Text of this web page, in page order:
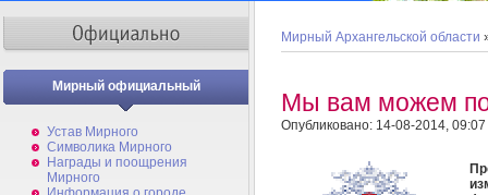
Мирный официальный
Устав Мирного
Символика Мирного
Награды и поощрения
Мирного
Мирный Архангельской области
Мы вам можем
Опубликовано: 14-08-2014, 09:07